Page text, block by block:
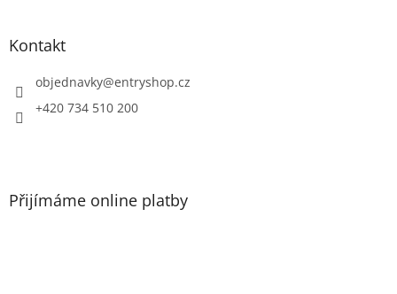
Kontakt
objednavky@entryshop.cz
+420 734 510 200
Přijímáme online platby